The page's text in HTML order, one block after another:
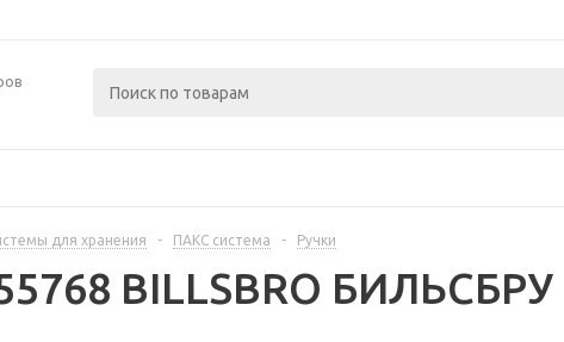
для хранения - ПАКС система - Ручки
BILLSBRO